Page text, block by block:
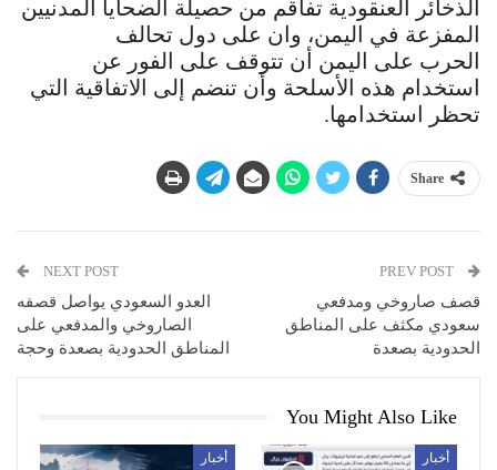
الذخائر العنقودية تفاقم من حصيلة الضحايا المدنيين
المفزعة في اليمن، وان على دول تحالف
الحرب على اليمن أن تتوقف على الفور عن
استخدام هذه الأسلحة وأن تنضم إلى الاتفاقية التي
تحظر استخدامها.
Share
قصف صاروخي ومدفعي
سعودي مكثف على المناطق
الحدودية بصعدة
NEXT POST
العدو السعودي يواصل قصفه
الصاروخي والمدفعي على
المناطق الحدودية بصعدة وحجة
You Might Also Like
أخبار أخبار